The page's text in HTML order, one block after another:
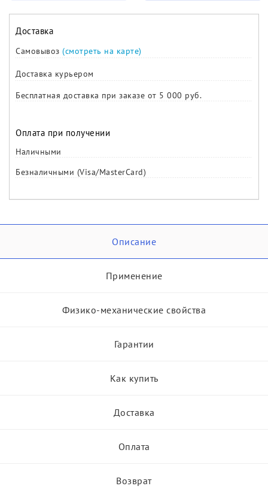
Доставка
Самовывоз (смотреть на карте)
Доставка курьером
Бесплатная доставка при заказе от 5 000 руб.
Оплата при получении
Наличными
Безналичными (Visa/MasterCard)
Описание
Применение
Физико-механические свойства
Гарантии
Как купить
Доставка
Оплата
Возврат